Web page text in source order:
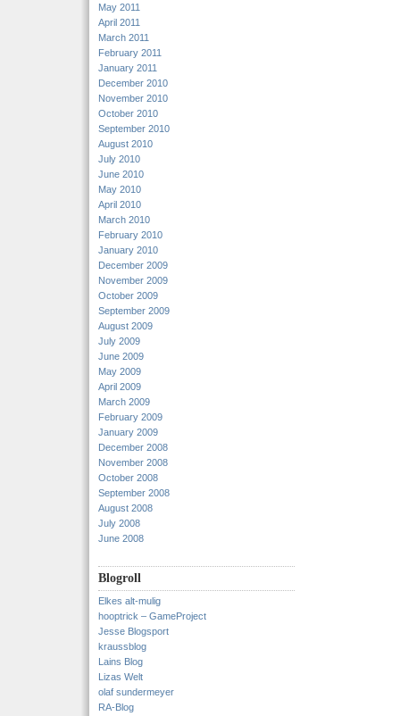
May 2011
April 2011
March 2011
February 2011
January 2011
December 2010
November 2010
October 2010
September 2010
August 2010
July 2010
June 2010
May 2010
April 2010
March 2010
February 2010
January 2010
December 2009
November 2009
October 2009
September 2009
August 2009
July 2009
June 2009
May 2009
April 2009
March 2009
February 2009
January 2009
December 2008
November 2008
October 2008
September 2008
August 2008
July 2008
June 2008
Blogroll
Elkes alt-mulig
hooptrick – GameProject
Jesse Blogsport
kraussblog
Lains Blog
Lizas Welt
olaf sundermeyer
RA-Blog